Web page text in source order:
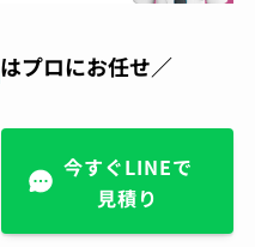
に買ったスニーカー。白
。電話予約後すぐに対応
けるようにしてもらって
、白スニーカーでも気に
保ててます。また新し
こうと思います
はプロにお任せ／
今すぐLINEで
見積り